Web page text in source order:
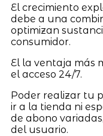
El crecimiento
debe a una
optimizan
consumidor.
El la ventaja más
el acceso 24/7.
Poder realizar tu
ir a la tienda ni
de abono
del usuario.